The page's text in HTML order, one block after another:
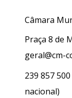
Câmara
Praça 8 de
geral@cm-
239 857 500
nacional)